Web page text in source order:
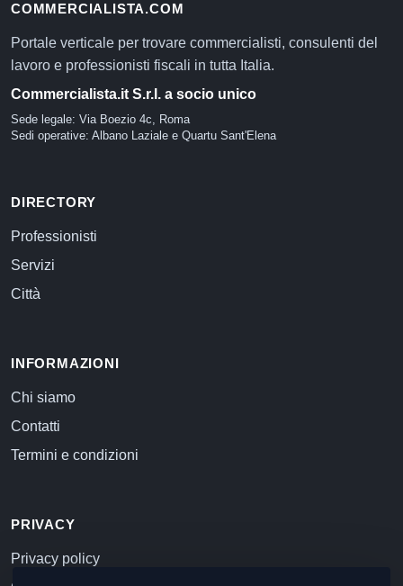
COMMERCIALISTA.COM
Portale verticale per trovare commercialisti, consulenti del
lavoro e professionisti fiscali in tutta Italia.
Commercialista.it S.r.l. a socio unico
Sede legale: Via Boezio 4c, Roma
Sedi operative: Albano Laziale e Quartu Sant'Elena
DIRECTORY
Professionisti
Servizi
Città
INFORMAZIONI
Chi siamo
Contatti
Termini e condizioni
PRIVACY
Privacy policy